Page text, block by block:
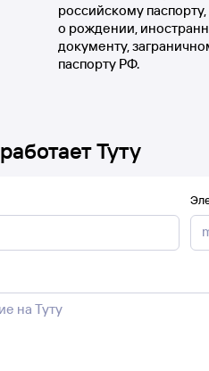
российскому
о рождении,
документу,
паспорту РФ.
Туту